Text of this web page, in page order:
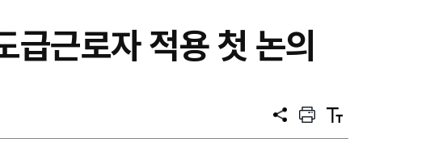
근로자 적용 첫 논의
공
프
트
텍
트